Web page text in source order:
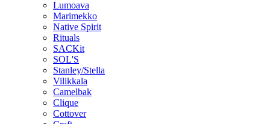
Lumoava
Marimekko
Native Spirit
Rituals
SACKit
SOL'S
Stanley/Stella
Vilikkala
Camelbak
Clique
Cottover